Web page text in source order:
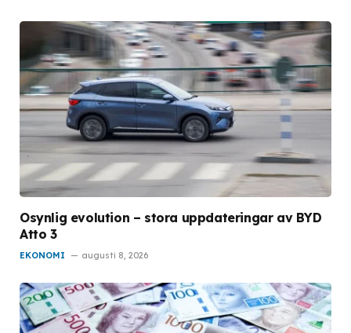
Osynlig evolution – stora uppdateringar av BYD
Atto 3
EKONOMI augusti 8, 2026